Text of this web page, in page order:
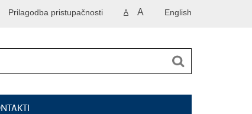
English
A A
Prilagodba pristupačnosti